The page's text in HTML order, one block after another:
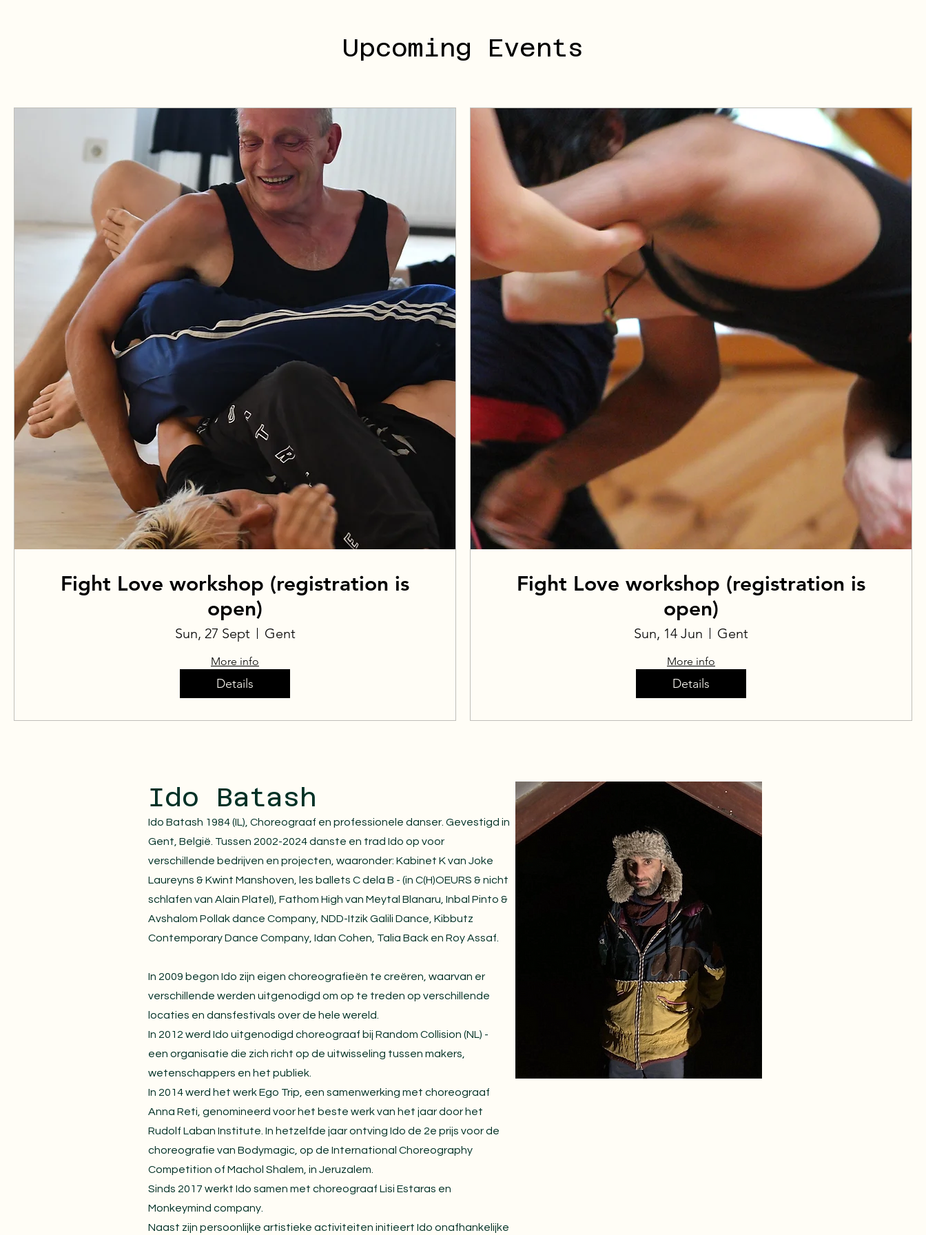
Upcoming Events
Fight Love workshop (registration is
open)
Sun, 27 Sept Gent
More info
Details
Fight Love workshop (registration is
open)
Sun, 14 Jun Gent
More info
Details
Ido Batash
Ido Batash 1984 (IL), Choreograaf en professionele danser. Gevestigd in
Gent, België. Tussen 2002-2024 danste en trad Ido op voor
verschillende bedrijven en projecten, waaronder: Kabinet K van Joke
Laureyns & Kwint Manshoven, les ballets C dela B - (in C(H)OEURS & nicht
schlafen van Alain Platel), Fathom High van Meytal Blanaru, Inbal Pinto &
Avshalom Pollak dance Company, NDD-Itzik Galili Dance, Kibbutz
Contemporary Dance Company, Idan Cohen, Talia Back en Roy Assaf.
In 2009 begon Ido zijn eigen choreografieën te creëren, waarvan er
verschillende werden uitgenodigd om op te treden op verschillende
locaties en dansfestivals over de hele wereld.
In 2012 werd Ido uitgenodigd choreograaf bij Random Collision (NL) -
een organisatie die zich richt op de uitwisseling tussen makers,
wetenschappers en het publiek.
In 2014 werd het werk Ego Trip, een samenwerking met choreograaf
Anna Reti, genomineerd voor het beste werk van het jaar door het
Rudolf Laban Institute. In hetzelfde jaar ontving Ido de 2e prijs voor de
choreografie van Bodymagic, op de International Choreography
Competition of Machol Shalem, in Jeruzalem.
Sinds 2017 werkt Ido samen met choreograaf Lisi Estaras en
Monkeymind company.
Naast zijn persoonlijke artistieke activiteiten initieert Ido onafhankelijke